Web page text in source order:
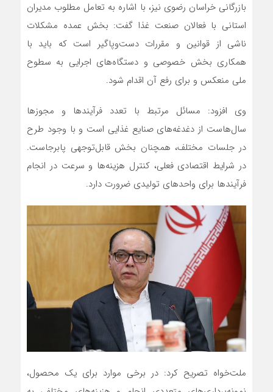
بازرگانی خراسان رضوی نیز، با اشاره به تعامل مطلوب مدیران
استانی با فعالان صنعت غذا گفت: بخش عمده مشکلات
ناشی از قوانین و مقررات دست‌وپاگیر است که باید با
همکاری بخش خصوصی و دستگاه‌های اجرایی به سطوح
ملی منعکس و برای رفع آن اقدام شود.
وی افزود: مسائل مرتبط با تعدد فرآیندها و مجوزها
سال‌هاست از دغدغه‌های صنایع غذایی است و با وجود طرح
در جلسات مختلف، همچنان بخش قابل‌توجهی پابرجاست.
در شرایط اقتصادی فعلی، کنترل هزینه‌ها و سرعت در انجام
فرآیندها برای واحدهای تولیدی ضرورت دارد.
ملت‌خواه تصریح کرد: در برخی موارد برای یک محصول،